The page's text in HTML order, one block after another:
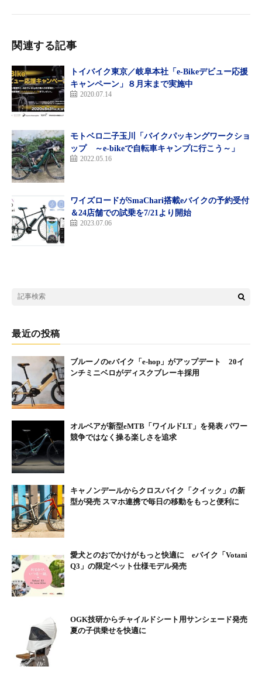
ePASSPORT SUMMERキャンペーン
内容：
キャンペーン期間中にメリダパートナーショップならびにメリダ
した先着30台限定で本体価格から3万円を割引。
キャンペーン適用前価格 47万3000円
キャンペーン適用後価格 44万円
全国のメリダパートナーショップ、メリダグローバルディーラー
・対象車種：
ブルー（ブラック）
【eパスポートCC400EQとは】
エナジークレードルデザインのバッテリーがフレーム内に入るイ
ンチューブ方式を採用し、低くまたぎやすいステップインeバイ
関連する記事
トイバイク東京／岐阜本社「e-Bikeデビュー応援
キャンペーン」８月末まで実施中
2020.07.14
モトベロ二子玉川「バイクパッキングワークショ
ップ ～e-bikeで自転車キャンプに行こう～」
2022.05.16
ワイズロードがSmaChari搭載eバイクの予約受付
＆24店舗での試乗を7/21より開始
2023.07.06
最近の投稿
ブルーノのeバイク「e-hop」がアップデート 20イ
ンチミニベロがディスクブレーキ採用
オルベアが新型eMTB「ワイルドLT」を発表 パワー
競争ではなく操る楽しさを追求
キャノンデールからクロスバイク「クイック」の新
型が発売 スマホ連携で毎日の移動をもっと便利に
愛犬とのおでかけがもっと快適に eバイク「Votani
Q3」の限定ペット仕様モデル発売
OGK技研からチャイルドシート用サンシェード発売
夏の子供乗せを快適に